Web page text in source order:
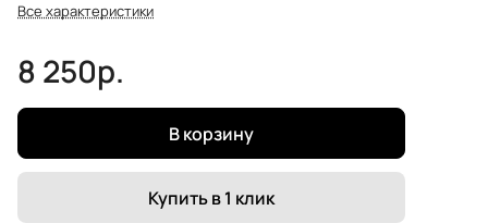
Все характеристики
8 250р.
В корзину
Купить в 1 клик